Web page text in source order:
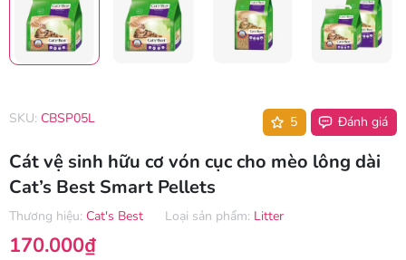
SKU: CBSP05L 5 Đánh giá
Cát vệ sinh hữu cơ vón cục cho mèo lông dài
Cat’s Best Smart Pellets
Thương hiệu: Cat's Best Loại sản phẩm: Litter
170.000₫